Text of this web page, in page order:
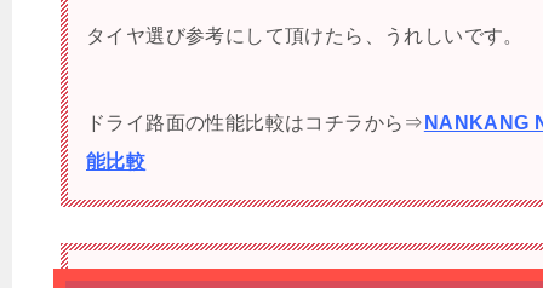
タイヤ選び参考にして頂けたら、うれしいです。
ドライ路面の性能比較はコチラから⇒ NANKANG
能比較